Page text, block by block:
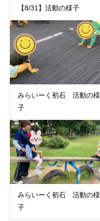
【8/31】活動の様子
みらいーく初石 活動の様
子
みらいーく初石 活動の様
子